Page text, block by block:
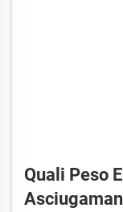
Quali Peso